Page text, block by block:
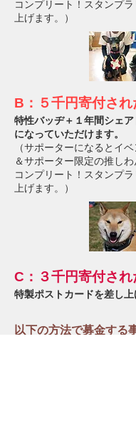
コンプリート！スタンプ
上げます。）
B：５千円寄付され
特性バッヂ＋１年間シェ
になっていただけます。
（サポーターになるとイ
＆サポーター限定の推し
コンプリート！スタンプ
上げます。）
C：３千円寄付され
特製ポストカードを差し上
以下の方法で募金する